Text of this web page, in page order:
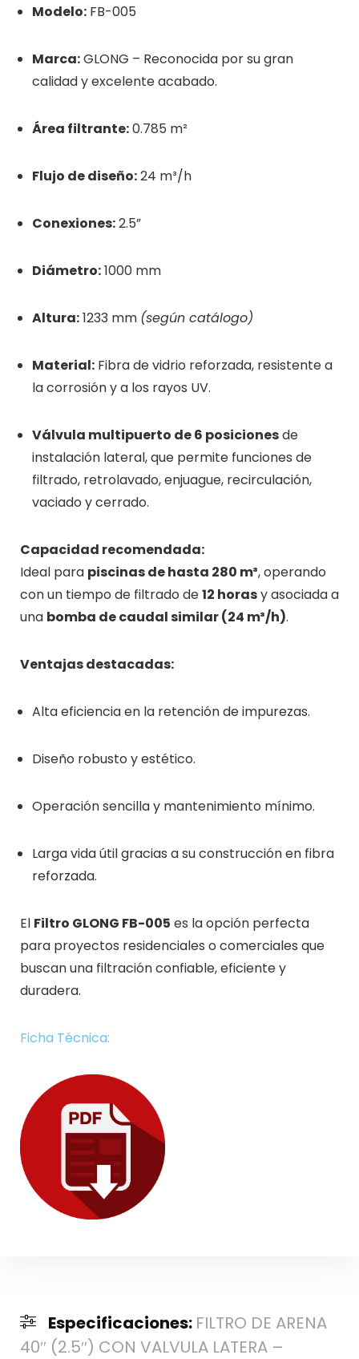
Modelo:FB-005
Marca:GLONG – Reconocida por su gran
calidad y excelente acabado.
Área filtrante:0.785 m²
Flujo de diseño:24 m³/h
Conexiones:2.5”
Diámetro:1000 mm
Altura:1233 mm (según catálogo)
Material:Fibra de vidrio reforzada, resistente a
la corrosión y a los rayos UV.
Válvula multipuerto de 6 posicionesde
instalación lateral, que permite funciones de
filtrado, retrolavado, enjuague, recirculación,
vaciado y cerrado.
Capacidad recomendada:
Ideal para piscinas de hasta 280 m³, operando
con un tiempo de filtrado de12 horasy asociada a
una bomba de caudal similar (24 m³/h).
Ventajas destacadas:
Alta eficiencia en la retención de impurezas.
Diseño robusto y estético.
Operación sencilla y mantenimiento mínimo.
Larga vida útil gracias a su construcción en fibra
reforzada.
El Filtro GLONG FB-005 es la opción perfecta
para proyectos residenciales o comerciales que
buscan una filtración confiable, eficiente y
duradera.
Ficha Técnica:
Especificaciones: FILTRO DE ARENA
40″ (2.5″) CON VALVULA LATERA –